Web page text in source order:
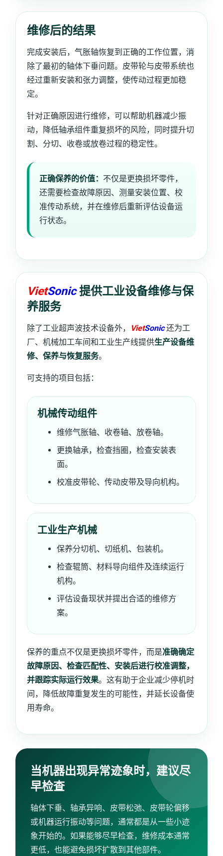
维修后的结果
完成安装后，气胀轴恢复到正确的工作位置，消
除了最初的轴体下垂问题。皮带轮与皮带系统也
经过重新安装和张力调整，使传动过程更加稳
定。
针对正确原因进行维修，可以帮助机器减少振
动，降低轴承组件重复损坏的风险，同时提升切
割、分切、收卷或放卷过程的稳定性。
正确保养的价值： 不仅是更换损坏零件，
还需要检查故障原因、测量安装位置、校
准传动系统，并在维修后重新评估设备运
行状态。
VietSonic提供工业设备维修与保
养服务
除了工业超声波技术设备外， VietSonic还为工
厂、机械加工车间和工业生产线提供生产设备维
修、保养与恢复服务。
可支持的项目包括：
机械传动组件
维修气胀轴、收卷轴、放卷轴。
更换轴承，检查挡圈，检查安装表
面。
校准皮带轮、传动皮带及导向机构。
工业生产机械
保养分切机、切纸机、包装机。
检查辊筒、材料导向组件及连续运行
机构。
评估设备现状并提出合适的维修方
案。
保养的重点不仅是更换损坏零件，而是准确确定
故障原因、检查匹配性、安装后进行校准调整，
并跟踪实际运行效果。这有助于企业减少停机时
间，降低故障重复发生的可能性，并延长设备使
用寿命。
当机器出现异常迹象时，建议尽
早检查
轴体下垂、轴承异响、皮带松弛、皮带轮偏移
或机器运行振动等问题，通常都是从一些小迹
象开始的。如果能够尽早检查，维修成本通常
更低，也能避免损坏扩散到其他部件。